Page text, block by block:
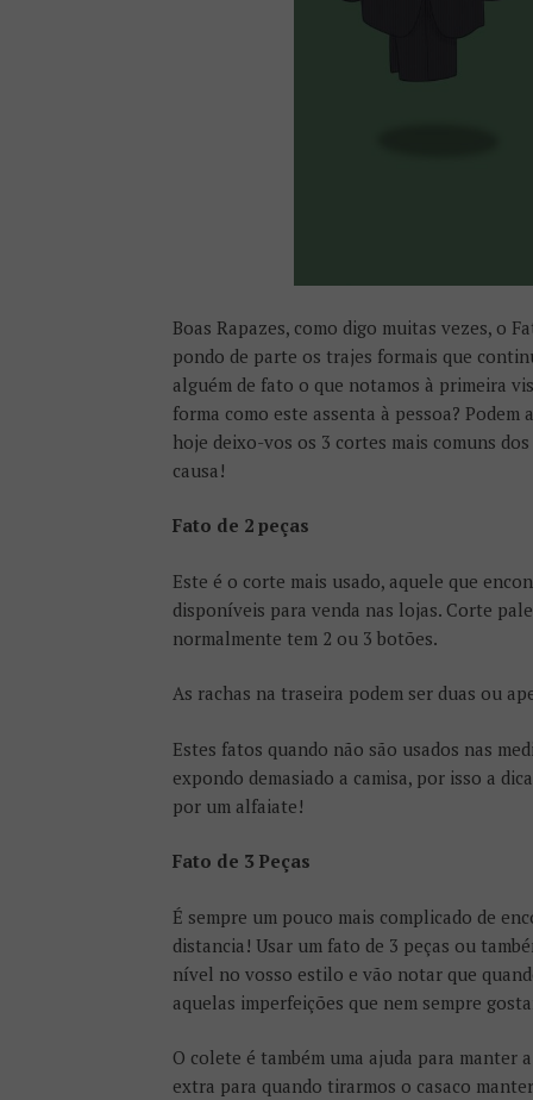
Boas Rapazes, como digo muitas vezes, o
pondo de parte os trajes formais que
alguém de fato o que notamos à primeira
forma como este assenta à pessoa?
hoje deixo-vos os 3 cortes mais comuns
causa!
Fato de 2 peças
Este é o corte mais usado, aquele que
disponíveis para venda nas lojas. Corte
normalmente tem 2 ou 3 botões.
As rachas na traseira podem ser duas ou
Estes fatos quando não são usados nas
expondo demasiado a camisa, por isso a
por um alfaiate!
Fato de 3 Peças
É sempre um pouco mais complicado de
distancia! Usar um fato de 3 peças ou
nível no vosso estilo e vão notar que
aquelas imperfeições que nem sempre
O colete é também uma ajuda para manter
extra para quando tirarmos o casaco